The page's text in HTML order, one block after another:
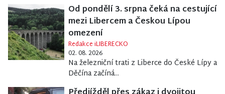
Od pondělí 3. srpna čeká na cestující
mezi Libercem a Českou Lípou
omezení
Redakce iLIBERECKO
02. 08. 2026
Na železniční trati z Liberce do České Lípy a
Děčína začíná...